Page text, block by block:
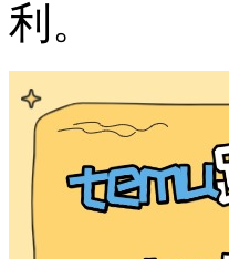
利。